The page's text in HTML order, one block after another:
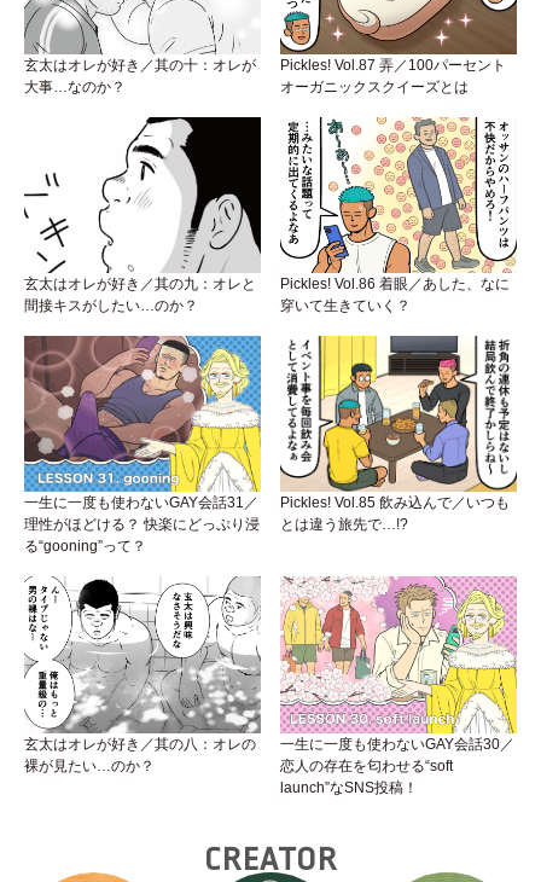
玄太はオレが好き／其の十：オレが
大事…なのか？
Pickles! Vol.87 弄／100パーセント
オーガニックスクイーズとは
玄太はオレが好き／其の九：オレと
間接キスがしたい…のか？
Pickles! Vol.86 着眼／あした、なに
穿いて生きていく？
一生に一度も使わないGAY会話31／
理性がほどける？ 快楽にどっぷり浸
る“gooning”って？
Pickles! Vol.85 飲み込んで／いつも
とは違う旅先で…!?
玄太はオレが好き／其の八：オレの
裸が見たい…のか？
一生に一度も使わないGAY会話30／
恋人の存在を匂わせる“soft
launch”なSNS投稿！
CREATOR